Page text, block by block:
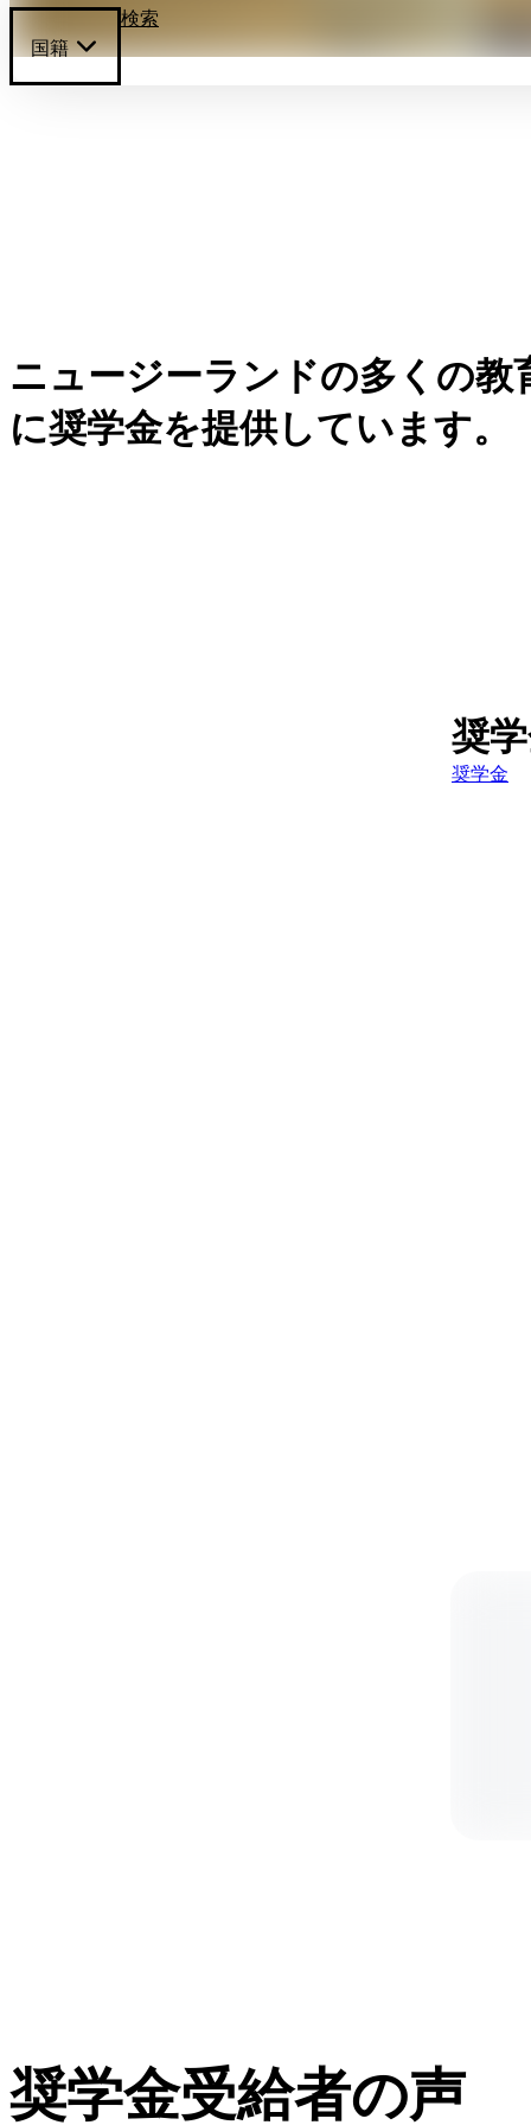
国籍
検索
ニュージーランドの多くの教
に奨学金を提供しています。
奨
奨学金
奨学金受給者の声